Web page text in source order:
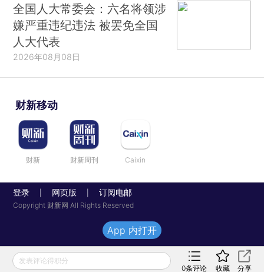
全国人大常委会：六名将领涉
嫌严重违纪违法 被罢免全国
人大代表
2026年08月08日
财新移动
财新 财新周刊 Caixin
登录 网页版 订阅电邮
Copyright 财新网 All Rights Reserved
发表评论得积分
0条评论 收藏 分享
App 内打开